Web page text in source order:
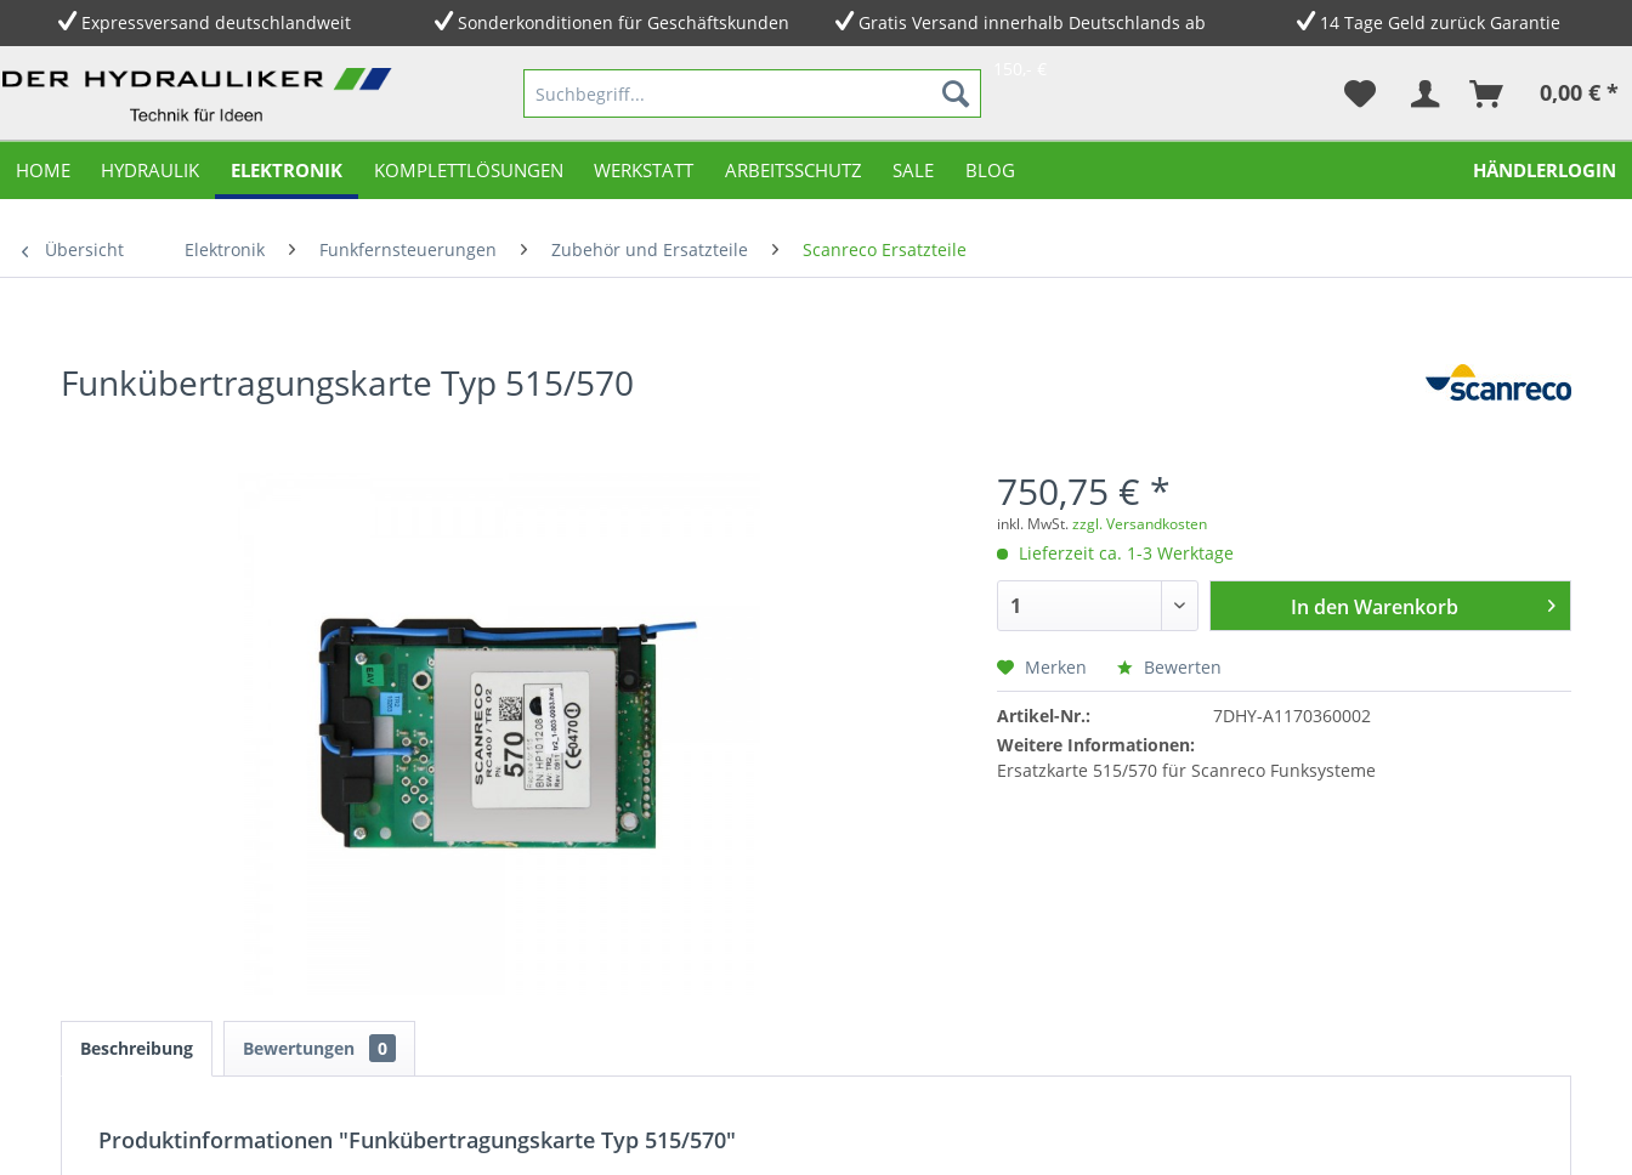
Expressversand deutschlandweit Sonderkonditionen für Geschäftskunden
Gratis Versand innerhalb Deutschlands ab
14 Tage Geld zurück Garantie
0,00 € *
HOME HYDRAULIK ELEKTRONIK KOMPLETTLÖSUNGEN WERKSTATT ARBEITSSCHUTZ SALE BLOG HÄNDLERLOGIN
Übersicht Elektronik Funkfernsteuerungen Zubehör und Ersatzteile Scanreco Ersatzteile
Funkübertragungskarte Typ 515/570
750,75 € *
inkl. MwSt.zzgl. Versandkosten
Lieferzeit ca. 1-3 Werktage
In den Warenkorb
Merken Bewerten
Artikel-Nr.:
7DHY-A1170360002
Weitere Informationen:
Ersatzkarte 515/570 für Scanreco Funksysteme
Beschreibung Bewertungen 0
Produktinformationen "Funkübertragungskarte Typ 515/570"